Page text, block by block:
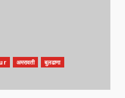
अमरावती
बुलढाणा